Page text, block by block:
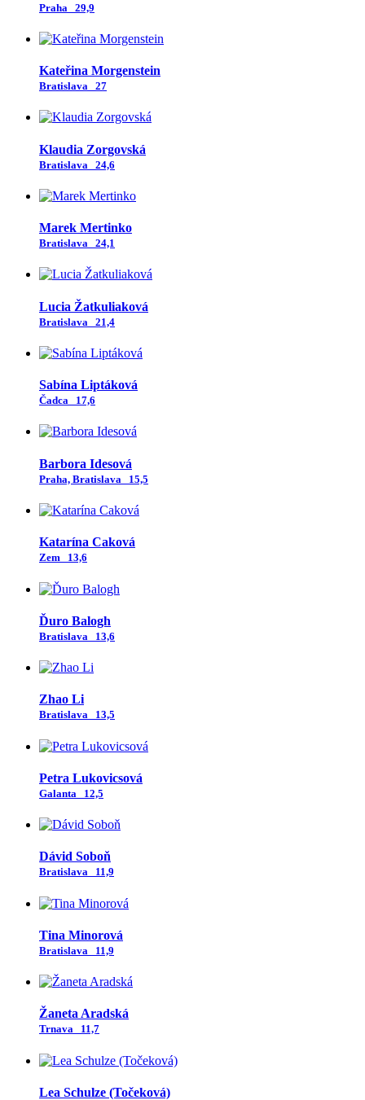
Praha 29,9
Kateřina Morgenstein
Bratislava 27
Klaudia Zorgovská
Bratislava 24,6
Marek Mertinko
Bratislava 24,1
Lucia Žatkuliaková
Bratislava 21,4
Sabína Liptáková
Čadca 17,6
Barbora Idesová
Praha, Bratislava 15,5
Katarína Caková
Zem 13,6
Ďuro Balogh
Bratislava 13,6
Zhao Li
Bratislava 13,5
Petra Lukovicsová
Galanta 12,5
Dávid Soboň
Bratislava 11,9
Tina Minorová
Bratislava 11,9
Žaneta Aradská
Trnava 11,7
Lea Schulze (Točeková)